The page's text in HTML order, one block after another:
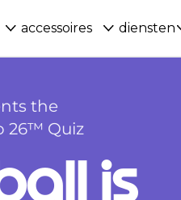
accessoires diensten